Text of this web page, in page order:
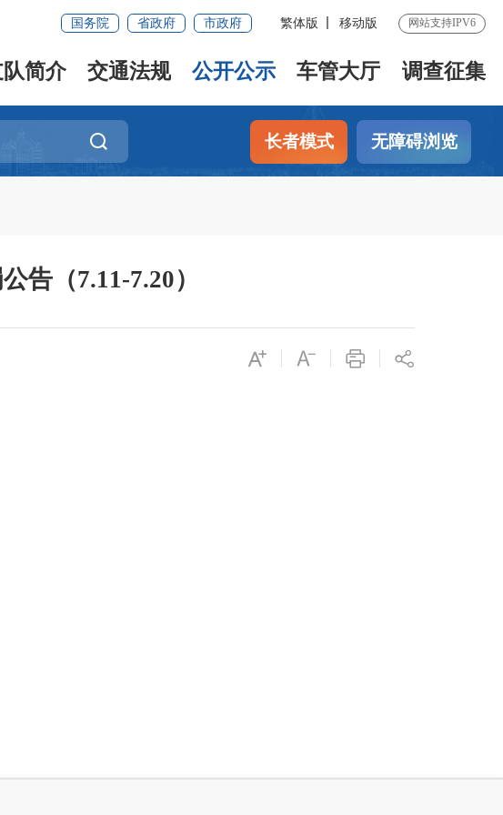
国务院 省政府 市政府 繁体版 移动版 网站支持IPV6
简介 交通法规 公开公示 车管大厅 调查征集
长者模式 无障碍浏览
告（7.11-7.20）